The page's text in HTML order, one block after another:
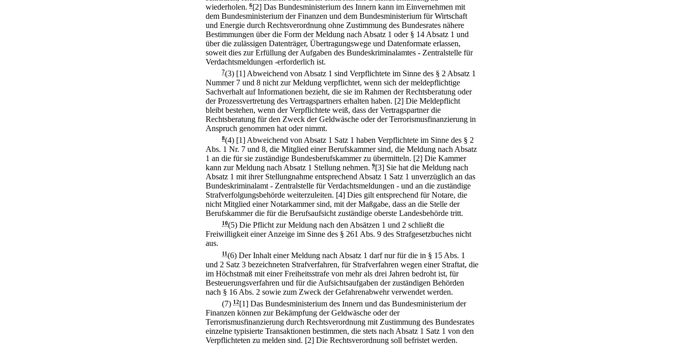
wiederholen. 6[2] Das Bundesministerium des Innern kann im Einvernehmen mit
dem Bundesministerium der Finanzen und dem Bundesministerium für Wirtschaft
und Energie durch Rechtsverordnung ohne Zustimmung des Bundesrates nähere
Bestimmungen über die Form der Meldung nach Absatz 1 oder § 14 Absatz 1 und
über die zulässigen Datenträger, Übertragungswege und Datenformate erlassen,
soweit dies zur Erfüllung der Aufgaben des Bundeskriminalamtes - Zentralstelle für
Verdachtsmeldungen -erforderlich ist.
7(3) [1] Abweichend von Absatz 1 sind Verpflichtete im Sinne des § 2 Absatz 1
Nummer 7 und 8 nicht zur Meldung verpflichtet, wenn sich der meldepflichtige
Sachverhalt auf Informationen bezieht, die sie im Rahmen der Rechtsberatung oder
der Prozessvertretung des Vertragspartners erhalten haben. [2] Die Meldepflicht
bleibt bestehen, wenn der Verpflichtete weiß, dass der Vertragspartner die
Rechtsberatung für den Zweck der Geldwäsche oder der Terrorismusfinanzierung in
Anspruch genommen hat oder nimmt.
8(4) [1] Abweichend von Absatz 1 Satz 1 haben Verpflichtete im Sinne des § 2
Abs. 1 Nr. 7 und 8, die Mitglied einer Berufskammer sind, die Meldung nach Absatz
1 an die für sie zuständige Bundesberufskammer zu übermitteln. [2] Die Kammer
kann zur Meldung nach Absatz 1 Stellung nehmen. 9[3] Sie hat die Meldung nach
Absatz 1 mit ihrer Stellungnahme entsprechend Absatz 1 Satz 1 unverzüglich an das
Bundeskriminalamt - Zentralstelle für Verdachtsmeldungen - und an die zuständige
Strafverfolgungsbehörde weiterzuleiten. [4] Dies gilt entsprechend für Notare, die
nicht Mitglied einer Notarkammer sind, mit der Maßgabe, dass an die Stelle der
Berufskammer die für die Berufsaufsicht zuständige oberste Landesbehörde tritt.
10(5) Die Pflicht zur Meldung nach den Absätzen 1 und 2 schließt die
Freiwilligkeit einer Anzeige im Sinne des § 261 Abs. 9 des Strafgesetzbuches nicht
aus.
11 (6) Der Inhalt einer Meldung nach Absatz 1 darf nur für die in § 15 Abs. 1
und 2 Satz 3 bezeichneten Strafverfahren, für Strafverfahren wegen einer Straftat, die
im Höchstmaß mit einer Freiheitsstrafe von mehr als drei Jahren bedroht ist, für
Besteuerungsverfahren und für die Aufsichtsaufgaben der zuständigen Behörden
nach § 16 Abs. 2 sowie zum Zweck der Gefahrenabwehr verwendet werden.
(7) 12[1] Das Bundesministerium des Innern und das Bundesministerium der
Finanzen können zur Bekämpfung der Geldwäsche oder der
Terrorismusfinanzierung durch Rechtsverordnung mit Zustimmung des Bundesrates
einzelne typisierte Transaktionen bestimmen, die stets nach Absatz 1 Satz 1 von den
Verpflichteten zu melden sind. [2] Die Rechtsverordnung soll befristet werden.